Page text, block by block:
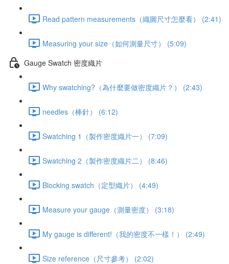
Read pattern measurements（織圖尺寸怎麼看） (2:41)
Measuring your size（如何測量尺寸） (5:09)
Gauge Swatch 密度織片
Why swatching?（為什麼要做密度織片？） (2:43)
needles（棒針） (6:12)
Swatching 1（製作密度織片一） (7:09)
Swatching 2（製作密度織片二） (8:46)
Blocking swatch（定型織片） (4:49)
Measure your gauge（測量密度） (3:18)
My gauge is different!（我的密度不一樣！） (2:49)
Size reference（尺寸參考） (2:02)